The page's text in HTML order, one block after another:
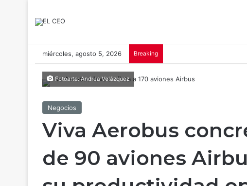
miércoles, agosto 5, 2026 Breaking
Fotoarte: Andrea Velázquez
Negocios
Viva Aerobus
de 90 aviones